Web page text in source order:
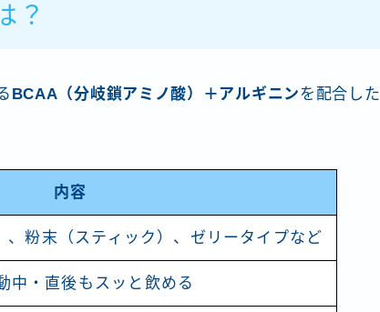
？
BCAA（分岐鎖アミノ酸）＋アルギニンを配合した
内容
、粉末（スティック）、ゼリータイプなど
中・直後もスッと飲める